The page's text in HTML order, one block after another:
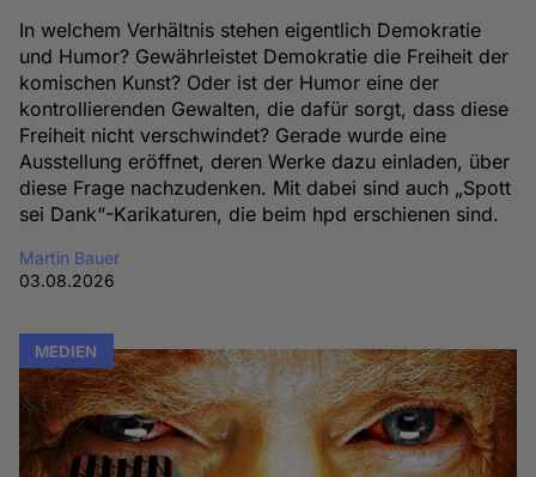
In welchem Verhältnis stehen eigentlich Demokratie
und Humor? Gewährleistet Demokratie die Freiheit der
komischen Kunst? Oder ist der Humor eine der
kontrollierenden Gewalten, die dafür sorgt, dass diese
Freiheit nicht verschwindet? Gerade wurde eine
Ausstellung eröffnet, deren Werke dazu einladen, über
diese Frage nachzudenken. Mit dabei sind auch „Spott
sei Dank“-Karikaturen, die beim hpd erschienen sind.
Martin Bauer
03.08.2026
MEDIEN